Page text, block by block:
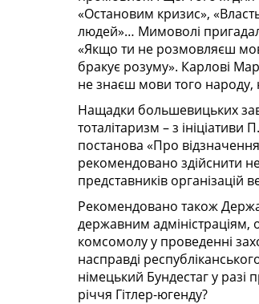
«Остановим кризис»,
людей»… Мимоволі
«Якщо ти не розмовляєш
бракує розуму». Карлові
не знаєш мови того народу,
Нащадки большевицьких
тоталітаризм – з
постанова «Про
рекомендовано здійснити
представників організацій
Рекомендовано також
державним адміністраціям,
комсомолу у проведенні
насправді
німецький Бундестаг у разі
річчя Гітлер-югенду?